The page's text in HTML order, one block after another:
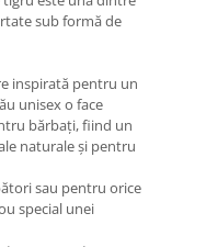
sub formă de
inspirată pentru un
unisex o face
bărbați, fiind un
naturale și pentru
sau pentru orice
special unei